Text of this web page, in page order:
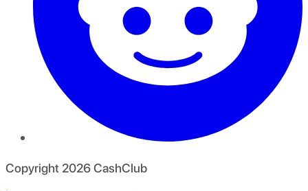
Copyright 2026CashClub